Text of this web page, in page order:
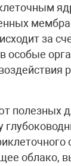
за
особые
полезных
облако,